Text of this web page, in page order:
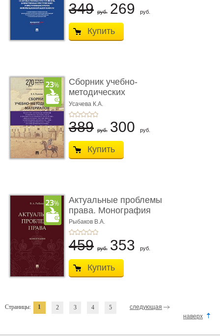
349 руб. 269 руб.
Купить
Сборник учебно-
методических
материалов по кур ...
Усачева К.А.
389 руб. 300 руб.
Купить
Актуальные проблемы
права. Монография
Рыбаков В.А.
459 руб. 353 руб.
Купить
Страницы: 1 2 3 4 5
следующая
наверх